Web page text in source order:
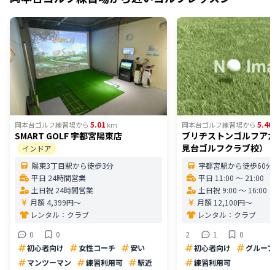
岡本台ゴルフ練習場から 5.01 km
SMART GOLF 宇都宮陽東店
インドア
陽東3丁目駅から徒歩3分
平日 24時間営業
土日祝 24時間営業
月額 4,399円〜
レンタル： クラブ
0
0
初心者向け
女性コーチ
安い
マンツーマン
練習利用可 駅近
岡本台ゴルフ練習場から 5.46
ブリヂストンゴルフア
見台ゴルフクラブ校）
宇都宮駅から徒歩60分
平日 11:00 〜 21:00
土日祝 9:00 〜 16:00
月額 12,100円〜
レンタル： クラブ
2
1
0
初心者向け
グループ
練習利用可